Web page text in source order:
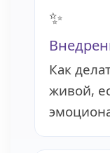
✨
Как
живой,